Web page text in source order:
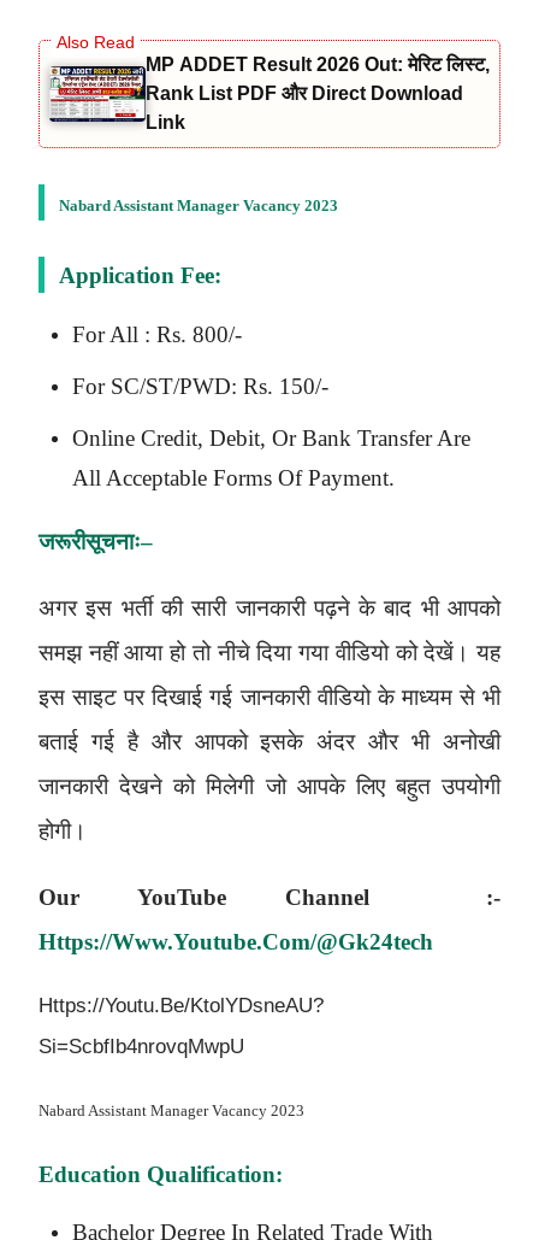
MP ADDET Result 2026 Out: मेरिट लिस्ट,
Rank List PDF और Direct Download
Link
Nabard Assistant Manager Vacancy 2023
Application Fee:
For All : Rs. 800/-
For SC/ST/PWD: Rs. 150/-
Online Credit, Debit, Or Bank Transfer Are
All Acceptable Forms Of Payment.
जरूरीसूचनाः–
अगर इस भर्ती की सारी जानकारी पढ़ने के बाद भी आपको
समझ नहीं आया हो तो नीचे दिया गया वीडियो को देखें। यह
इस साइट पर दिखाई गई जानकारी वीडियो के माध्यम से भी
बताई गई है और आपको इसके अंदर और भी अनोखी
जानकारी देखने को मिलेगी जो आपके लिए बहुत उपयोगी
होगी।
Our YouTubeChannel :-
Https://www.youtube.com/@gk24tech
Https://youtu.be/KtolYDsneAU?
Si=ScbfIb4nrovqMwpU
Nabard Assistant Manager Vacancy 2023
Education Qualification:
Bachelor Degree In Related Trade With